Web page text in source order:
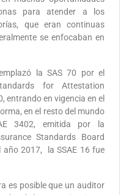
para atender a los
que eran continuas
se enfocaban en
la SAS 70 por el
for Attestation
entrando en vigencia en el
en el resto del mundo
3402, emitida por la
Standards Board
año 2017, la SSAE 16 fue
es posible que un auditor